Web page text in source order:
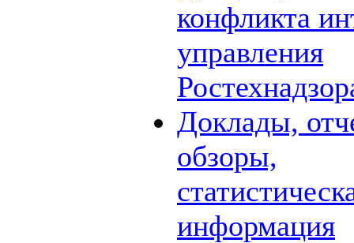
конфликта
управления
Доклады,
обзоры,
информация